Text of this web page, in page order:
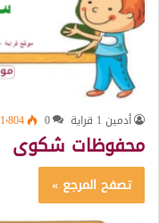
أدمين 1 قراية 0 1٬804
محفوظات شكوى
تصفح المرجع »